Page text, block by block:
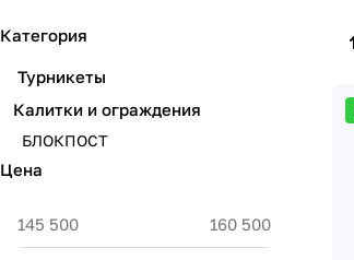
Категория
Турникеты
Калитки и ограждения
БЛОКПОСТ
Цена